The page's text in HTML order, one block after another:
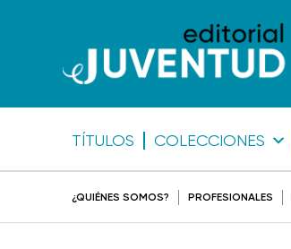
TÍTULOS COLECCIONES
¿QUIÉNES SOMOS? PROFESIONALES